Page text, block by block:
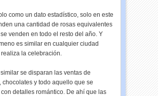
como un dato estadístico, solo en este
una cantidad de rosas equivalentes
venden en todo el resto del año. Y
es similar en cualquier ciudad
la celebración.
se disparan las ventas de
chocolates y todo aquello que se
detalles romántico. De ahí que las